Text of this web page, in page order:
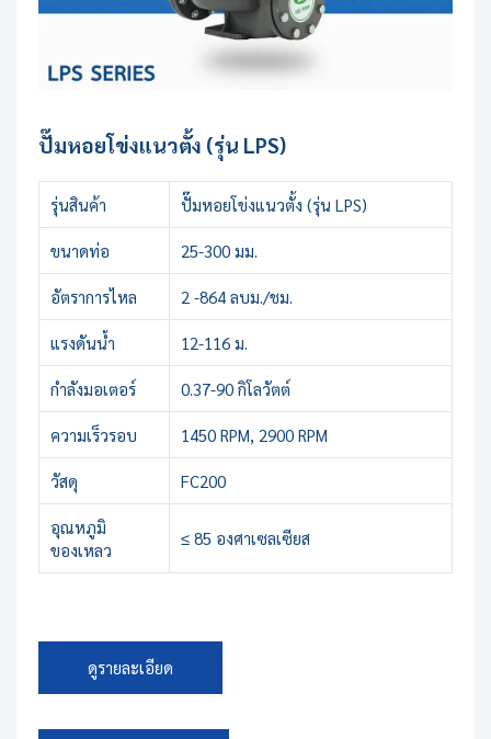
ปั๊มหอยโข่งแนวตั้ง (รุ่น LPS)
รุ่นสินค้า ปั๊มหอยโข่งแนวตั้ง (รุ่น LPS)
ขนาดท่อ 25-300 มม.
อัตราการไหล 2 -864 ลบม./ชม.
แรงดันน้ำ 12-116 ม.
กำลังมอเตอร์ 0.37-90 กิโลวัตต์
ความเร็วรอบ 1450 RPM, 2900 RPM
วัสดุ FC200
อุณหภูมิ
ของเหลว
≤ 85 องศาเซลเซียส
ดูรายละเอียด